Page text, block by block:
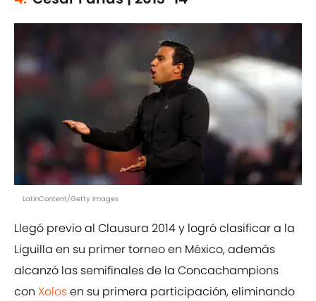
LatinContent/Getty Images
Llegó previo al Clausura 2014 y logró clasificar a la
Liguilla en su primer torneo en México, además
alcanzó las semifinales de la Concachampions
con Xolosen su primera participación, eliminando